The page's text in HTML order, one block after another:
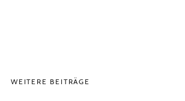
WEITERE BEITRÄGE